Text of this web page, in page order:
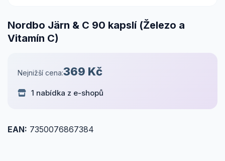
Nordbo Järn & C 90 kapslí (Železo a
Vitamín C)
Nejnižší cena:369 Kč
1 nabídka z e-shopů
EAN: 7350076867384